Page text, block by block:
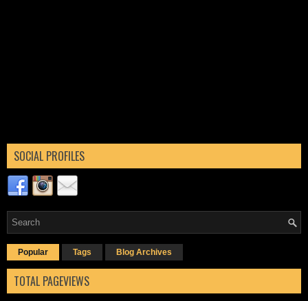
SOCIAL PROFILES
Popular Tags Blog Archives
TOTAL PAGEVIEWS